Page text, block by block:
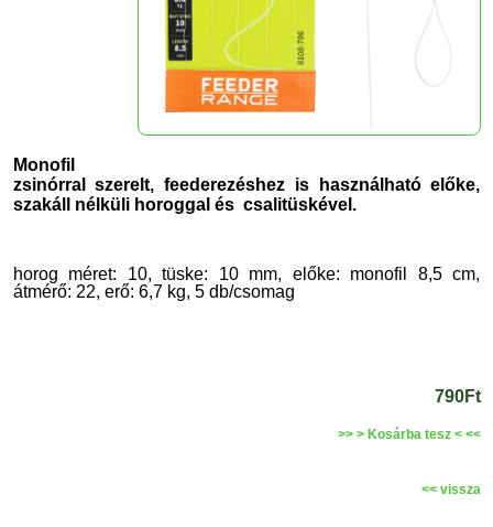
Monofil
zsinórral szerelt, feederezéshez is használható előke,
szakáll nélküli horoggal és csalitüskével.
horog méret: 10, tüske: 10 mm, előke: monofil 8,5 cm,
átmérő: 22, erő: 6,7 kg, 5 db/csomag
790Ft
>> > Kosárba tesz < <<
<< vissza